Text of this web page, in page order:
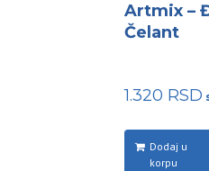
Artmix –
Čelant
1.320 RSD
Dodaj u
korpu